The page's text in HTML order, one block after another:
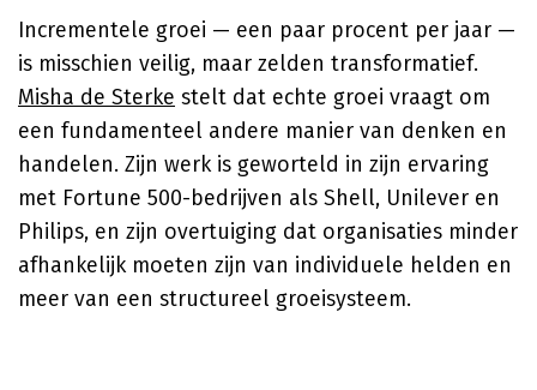
Incrementele groei — een paar procent per jaar —
is misschien veilig, maar zelden transformatief.
Misha de Sterke stelt dat echte groei vraagt om
een fundamenteel andere manier van denken en
handelen. Zijn werk is geworteld in zijn ervaring
met Fortune 500-bedrijven als Shell, Unilever en
Philips, en zijn overtuiging dat organisaties minder
afhankelijk moeten zijn van individuele helden en
meer van een structureel groeisysteem.